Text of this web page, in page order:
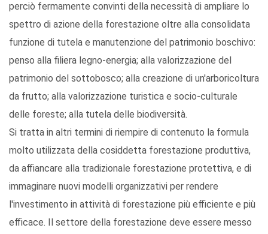
perciò fermamente convinti della necessità di ampliare lo
spettro di azione della forestazione oltre alla consolidata
funzione di tutela e manutenzione del patrimonio boschivo:
penso alla filiera legno-energia; alla valorizzazione del
patrimonio del sottobosco; alla creazione di un'arboricoltura
da frutto; alla valorizzazione turistica e socio-culturale
delle foreste; alla tutela delle biodiversità.
Si tratta in altri termini di riempire di contenuto la formula
molto utilizzata della cosiddetta forestazione produttiva,
da affiancare alla tradizionale forestazione protettiva, e di
immaginare nuovi modelli organizzativi per rendere
l'investimento in attività di forestazione più efficiente e più
efficace. Il settore della forestazione deve essere messo